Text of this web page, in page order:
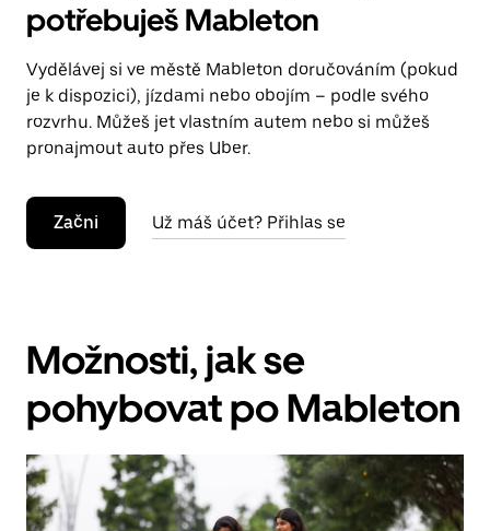
potřebuješ Mableton
Vydělávej si ve městě Mableton doručováním (pokud
je k dispozici), jízdami nebo obojím – podle svého
rozvrhu. Můžeš jet vlastním autem nebo si můžeš
pronajmout auto přes Uber.
Začni Už máš účet? Přihlas se
Možnosti, jak se
pohybovat po Mableton